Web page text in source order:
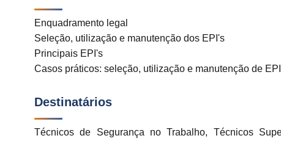
Enquadramento legal
Seleção, utilização e manutenção dos EPI's
Principais EPI's
Casos práticos: seleção, utilização e manutenção de
Destinatários
Técnicos de Segurança no Trabalho, Técnicos